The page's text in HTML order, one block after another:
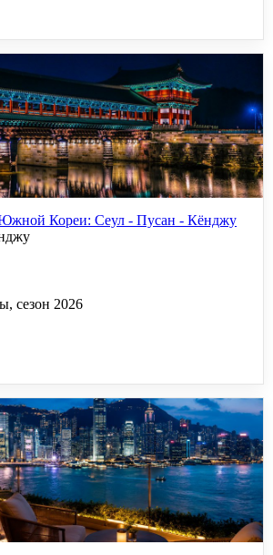
Кореи: Сеул - Пусан - Кёнджу
сезон 2026